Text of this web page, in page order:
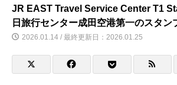
JR EAST Travel Service Center T1
日旅行センター成田空港第一のスタン
2026.01.14 / 最終更新日：2026.01.25